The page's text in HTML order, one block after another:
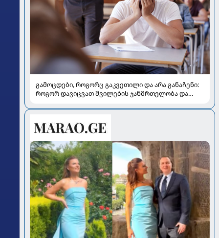
გამოცდები, როგორც გაკვეთილი და არა განაჩენი:
როგორ დავიცვათ შვილების ჯანმრთელობა და